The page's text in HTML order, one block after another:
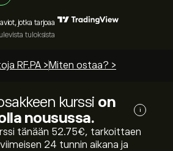
jotka tarjoaa
tuloksista
RF.PA > Miten ostaa? >
kurssi on
nousussa.
i
tänään 52.75‎€‎, tarkoittaen
24 tunnin aikana ja